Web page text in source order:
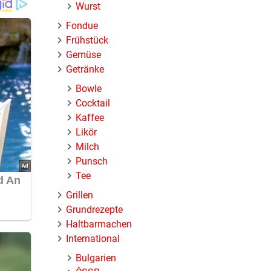
oder
und
auf
Wurst
Fondue
Frühstück
Gemüse
Getränke
Bowle
Cocktail
Kaffee
Likör
Milch
Punsch
Tee
Grillen
Grundrezepte
Haltbarmachen
International
Bulgarien